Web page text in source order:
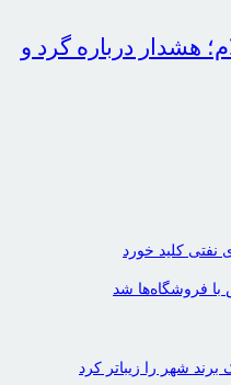
هشدار درباره گرد و
نفتی کلید خورد
با فروشگاه‌ها شد
شهر را زیباتر کرد